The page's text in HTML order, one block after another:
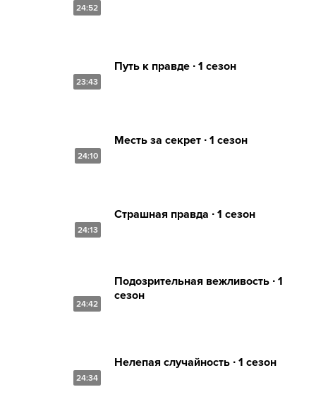
24:52
23:43
Путь к правде ∙ 1 сезон
24:10
Месть за секрет ∙ 1 сезон
24:13
Страшная правда ∙ 1 сезон
24:42
Подозрительная вежливость ∙ 1
сезон
24:34
Нелепая случайность ∙ 1 сезон